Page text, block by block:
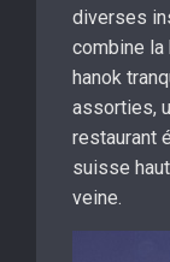
diverses
combine la
hanok
assorties,
restaurant
suisse
veine.